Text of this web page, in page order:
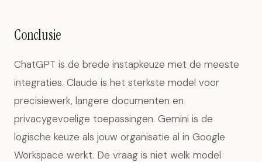
Conclusie
ChatGPT is de brede instapkeuze met de meeste
integraties. Claude is het sterkste model voor
precisiewerk, langere documenten en
privacygevoelige toepassingen. Gemini is de
logische keuze als jouw organisatie al in Google
Workspace werkt. De vraag is niet welk model